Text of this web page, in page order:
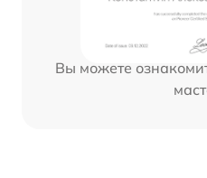
Вы можете